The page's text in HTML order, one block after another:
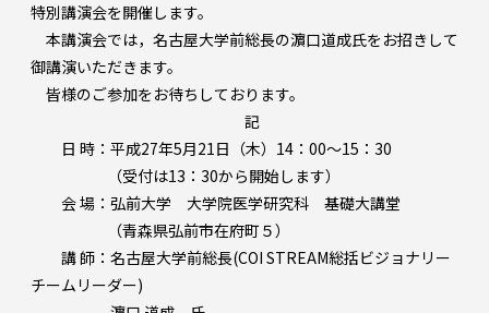
特別講演会を開催します。
本講演会では，名古屋大学前総長の濵口道成氏をお招きして
御講演いただきます。
皆様のご参加をお待ちしております。
記
日 時：平成27年5月21日（木）14：00～15：30
（受付は13：30から開始します）
会 場：弘前大学 大学院医学研究科 基礎大講堂
（青森県弘前市在府町５）
講 師：名古屋大学前総長(COI STREAM総括ビジョナリー
チームリーダー)